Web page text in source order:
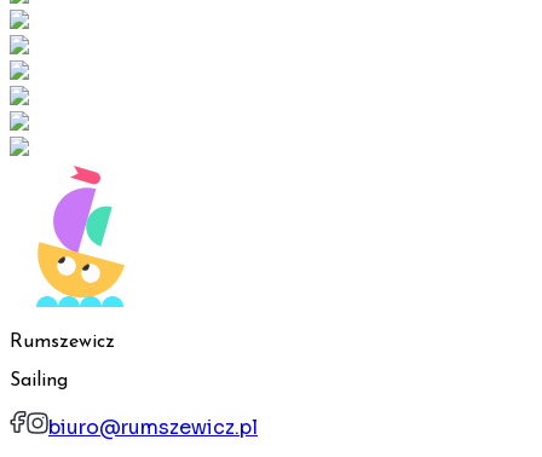
Rumszewicz
Sailing
biuro@rumszewicz.pl